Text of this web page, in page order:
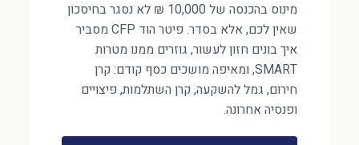
מינוס בהכנסה של 10,000 ₪ לא נסגר בחיסכון
שאין לכם, אלא בסדר. פיטר הוד CFP מסביר
איך בונים חזון לעשור, גוזרים ממנו מטרות
SMART, ומאיפה מושכים כסף קודם: קרן
חירום, גמל להשקעה, קרן השתלמות, פיצויים
ופנסיה אחרונה.